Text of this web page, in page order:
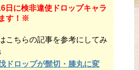
日に検非違使ドロップキャラ
す！※
こちらの記事を参考にしてみ
ドロップが髭切・膝丸に変